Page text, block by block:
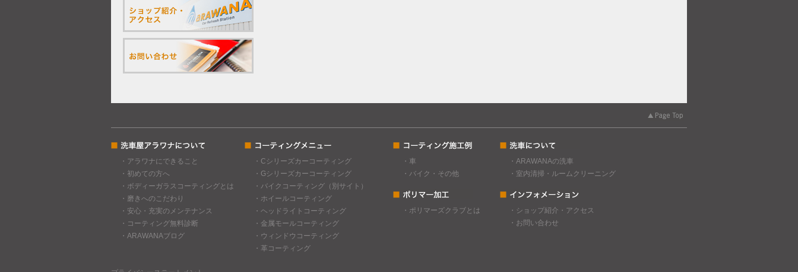
・アラワナにできること
・初めての方へ
・ボディーガラスコーティングとは
・磨きへのこだわり
・安心・充実のメンテナンス
・コーティング無料診断
・ARAWANAブログ
・Cシリーズカーコーティング
・Gシリーズカーコーティング
・バイクコーティング（別サイト）
・ホイールコーティング
・ヘッドライトコーティング
・金属モールコーティング
・ウィンドウコーティング
・革コーティング
・車
・バイク・その他
・ポリマーズクラブとは
・ARAWANAの洗車
・室内清掃・ルームクリーニング
・ショップ紹介・アクセス
・お問い合わせ